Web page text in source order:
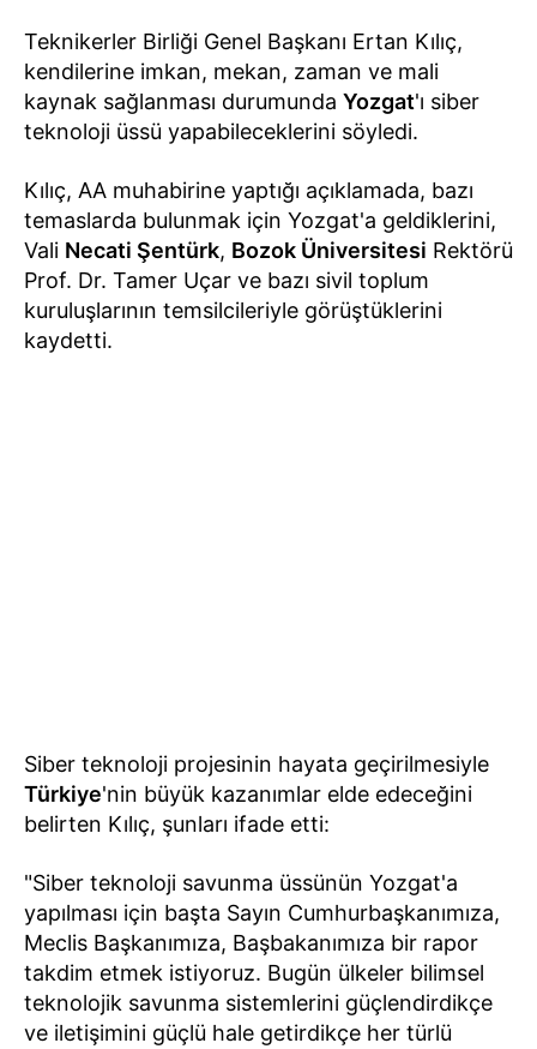
Teknikerler Birliği Genel Başkanı Ertan Kılıç,
kendilerine imkan, mekan, zaman ve mali
kaynak sağlanması durumunda Yozgat'ı siber
teknoloji üssü yapabileceklerini söyledi.
Kılıç, AA muhabirine yaptığı açıklamada, bazı
temaslarda bulunmak için Yozgat'a geldiklerini,
Vali Necati Şentürk, Bozok Üniversitesi Rektörü
Prof. Dr. Tamer Uçar ve bazı sivil toplum
kuruluşlarının temsilcileriyle görüştüklerini
kaydetti.
Siber teknoloji projesinin hayata geçirilmesiyle
Türkiye'nin büyük kazanımlar elde edeceğini
belirten Kılıç, şunları ifade etti:
"Siber teknoloji savunma üssünün Yozgat'a
yapılması için başta Sayın Cumhurbaşkanımıza,
Meclis Başkanımıza, Başbakanımıza bir rapor
takdim etmek istiyoruz. Bugün ülkeler bilimsel
teknolojik savunma sistemlerini güçlendirdikçe
ve iletişimini güçlü hale getirdikçe her türlü